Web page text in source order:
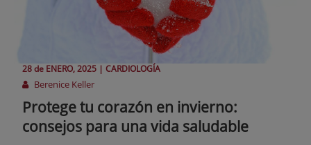
28 de ENERO, 2025 | CARDIOLOGÍA
Berenice Keller
Protege tu corazón en invierno:
consejos para una vida saludable